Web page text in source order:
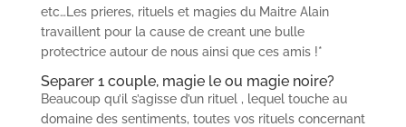
etc…Les prieres, rituels et magies du Maitre Alain
travaillent pour la cause de creant une bulle
protectrice autour de nous ainsi que ces amis !*
Separer 1 couple, magie le ou magie noire?
Beaucoup qu’il s’agisse d’un rituel , lequel touche au
domaine des sentiments, toutes vos rituels concernant